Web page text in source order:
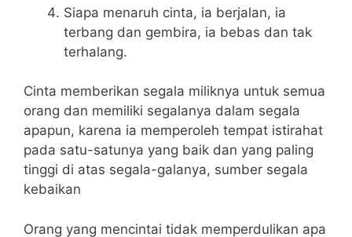
Siapa menaruh cinta, ia berjalan, ia
terbang dan gembira, ia bebas dan tak
terhalang.
Cinta memberikan segala miliknya untuk semua
orang dan memiliki segalanya dalam segala
apapun, karena ia memperoleh tempat istirahat
pada satu-satunya yang baik dan yang paling
tinggi di atas segala-galanya, sumber segala
kebaikan
Orang yang mencintai tidak memperdulikan apa